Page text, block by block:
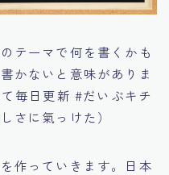
テーマで何を書くかも
かないと意味がありま
毎日更新 #だいぶキチ
さに氣っけた）
作っていきます。日本